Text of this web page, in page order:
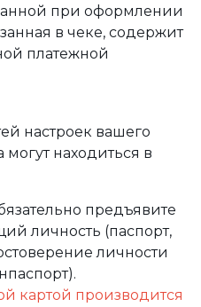
при оформлении
в чеке, содержит
платежной
настроек вашего
находиться в
предъявите
личность (паспорт,
личности
картой производится